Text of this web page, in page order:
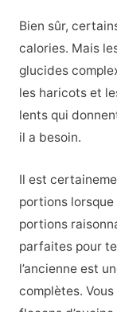
Bien sûr,
calories. Mais
glucides
les haricots et
lents qui
il a besoin.
Il est
portions lorsque
portions
parfaites pour
l’ancienne est
complètes.